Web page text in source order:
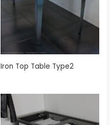
Iron Top Table Type2